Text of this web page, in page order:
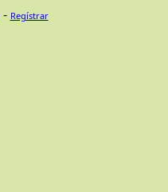
- Regístrar